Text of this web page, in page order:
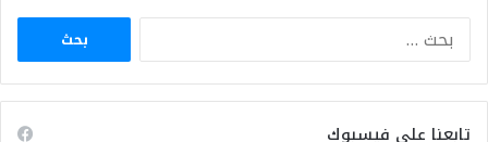
البحث
تابعنا على فيسبوك